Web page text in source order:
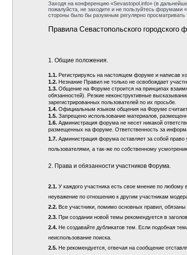
Заходя на конференцию «Sevastopol.info» (в
пожалуйста, не заходите и не пользуйтесь
стороны было бы разумным регулярно просматривать
Правила Севастопольского городского
1. Общие положения.
1.1.Регистрируясь на настоящем форуме и написав
1.2.Незнание Правил не только не освобождает
1.3.Общение на Форуме строится на принципах
обязанностей). Резкие неконструктивные
зарегистрированных пользователей по их просьбе.
1.4.Официальным языком общения на Форуме
1.5.Запрещено использование материалов,
1.6. Администрация форума не несет никакой
размещенных на форуме. Ответственность за
1.7. Администрация форума оставляет за собой
пользователями, а так-же по собственному
2. Права и обязанности участников Форума.
2.1.У каждого участника есть свое мнение по любому
неуважение по отношению к другим участникам
2.2.Все участники, помимо основных правил, обязаны
2.3.При создании новой темы рекомендуется в
2.4.Не создавайте дубликатов тем. Если подобная
неиспользование поиска.
2.5.Не рекомендуется, отвечая на сообщение